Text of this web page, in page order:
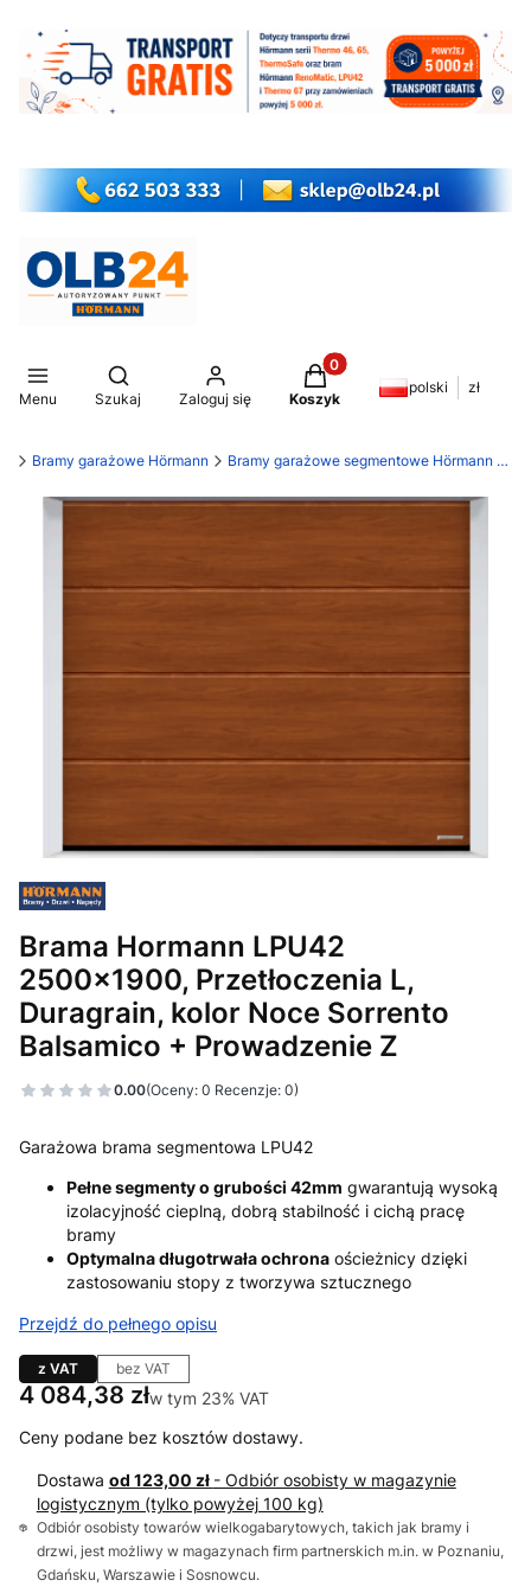
Menu
Otwórz wyszukiwarkę
Szukaj Zaloguj się
Produkty w koszyku: 0.
Koszyk
polski zł
Bramy garażowe Hörmann Bramy garażowe segmentowe Hörmann LPU 42
Brama Hormann LPU42
2500x1900, Przetłoczenia L,
Duragrain, kolor Noce Sorrento
Balsamico + Prowadzenie Z
0.00(Oceny: 0 Recenzje: 0)
Garażowa brama segmentowa LPU42
Pełne segmenty o grubości 42mm gwarantują wysoką
izolacyjność cieplną, dobrą stabilność i cichą pracę
bramy
Optymalna długotrwała ochrona ościeżnicy dzięki
zastosowaniu stopy z tworzywa sztucznego
Przejdź do pełnego opisu
z VAT bez VAT
Cena
4 084,38 złw tym 23% VAT
w tym 23% VAT
Ceny podane bez kosztów dostawy.
Dostawa od 123,00 zł - Odbiór osobisty w magazynie
logistycznym (tylko powyżej 100 kg)
Odbiór osobisty towarów wielkogabarytowych, takich jak bramy i
drzwi, jest możliwy w magazynach firm partnerskich m.in. w Poznaniu,
Gdańsku, Warszawie i Sosnowcu.